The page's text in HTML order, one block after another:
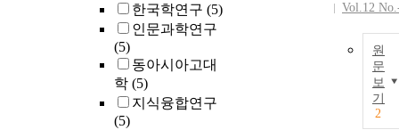
한국학연구 (5)
인문과학연구
(5)
동아시아고대
학 (5)
지식융합연구
(5)
Vol.12
원
문
보
기
2